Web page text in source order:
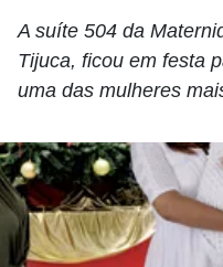
A suíte 504 da
Tijuca, ficou em festa
uma das mulheres